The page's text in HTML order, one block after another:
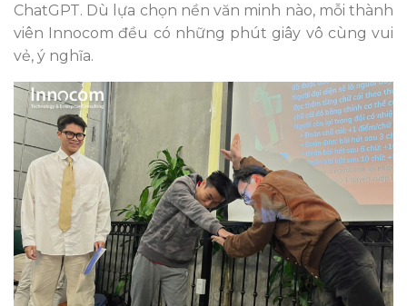
ChatGPT. Dù lựa chọn nền văn minh nào, mỗi thành
viên Innocom đều có những phút giây vô cùng vui
vẻ, ý nghĩa.